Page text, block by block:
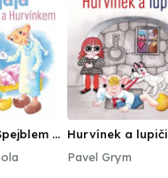
a Hurvínek a lupiči
Pavel Grym